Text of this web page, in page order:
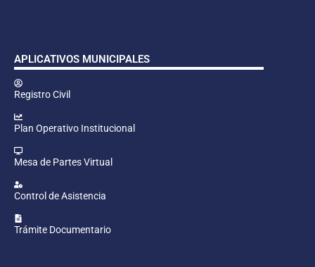
APLICATIVOS MUNICIPALES
Registro Civil
Plan Operativo Institucional
Mesa de Partes Virtual
Control de Asistencia
Trámite Documentario